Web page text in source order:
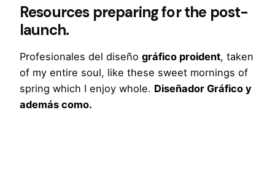
Resources preparing for the post-
launch.
Profesionales del diseño gráfico proident, taken
of my entire soul, like these sweet mornings of
spring which I enjoy whole. Diseñador Gráfico y
además como.